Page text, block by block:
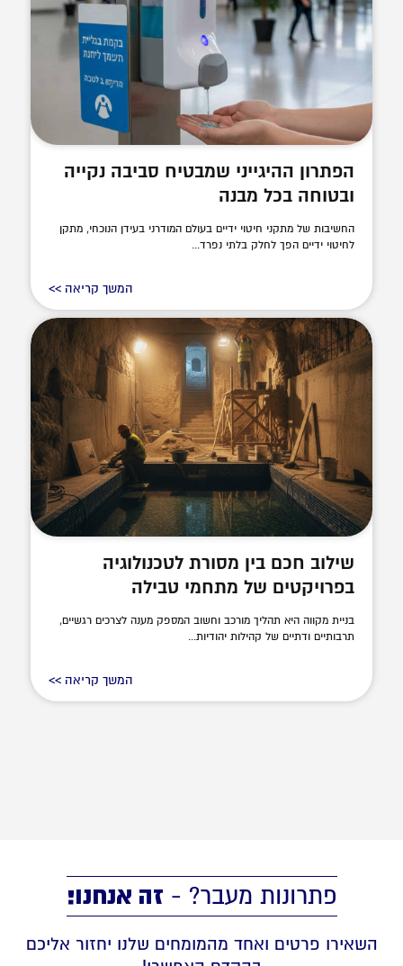
הפתרון ההיגייני שמבטיח סביבה נקייה
ובטוחה בכל מבנה
החשיבות של מתקני חיטוי ידיים בעולם המודרני בעידן הנוכחי, מתקן
לחיטוי ידיים הפך לחלק בלתי נפרד...
המשך קריאה >>
שילוב חכם בין מסורת לטכנולוגיה
בפרויקטים של מתחמי טבילה
בניית מקווה היא תהליך מורכב וחשוב המספק מענה לצרכים רגשיים,
תרבותיים ודתיים של קהילות יהודיות...
המשך קריאה >>
פתרונות מעבר? - זה אנחנו!
השאירו פרטים ואחד מהמומחים שלנו יחזור אליכם